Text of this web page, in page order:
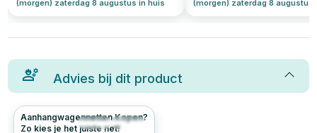
(morgen) zaterdag 8 augustus in huis (morgen) zaterdag 8 augustus
Advies bij dit product
221 4.7
Aanhangwagennetten Kopen?
Zo kies je het juiste net!